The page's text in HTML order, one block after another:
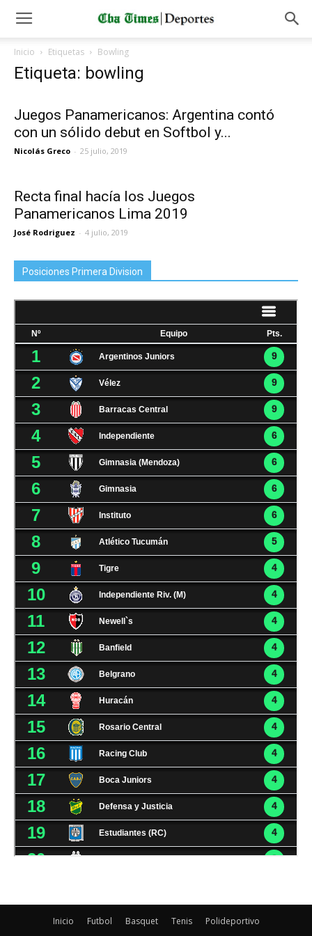
Inicio Etiquetas Bowling
Etiqueta: bowling
Juegos Panamericanos: Argentina contó
con un sólido debut en Softbol y...
Nicolás Greco - 25 julio, 2019
Recta final hacía los Juegos
Panamericanos Lima 2019
José Rodriguez - 4 julio, 2019
Posiciones Primera Division
Inicio Futbol Basquet Tenis Polideportivo